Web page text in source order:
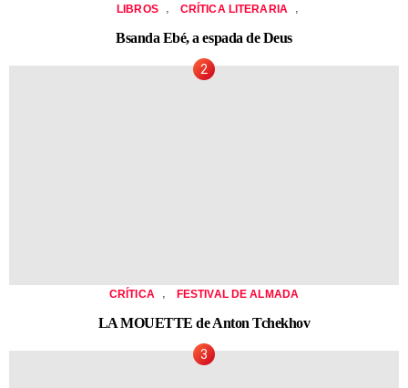
LIBROS , CRÍTICA LITERARIA ,
Bsanda Ebé, a espada de Deus
CRÍTICA , FESTIVAL DE ALMADA
LA MOUETTE de Anton Tchekhov